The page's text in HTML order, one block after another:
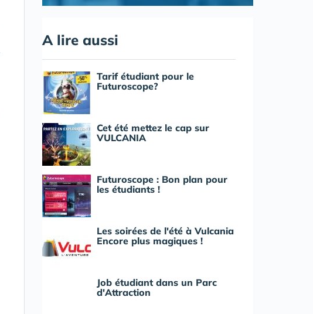
A lire aussi
Tarif étudiant pour le
Futuroscope?
Cet été mettez le cap sur
VULCANIA
Futuroscope : Bon plan pour
les étudiants !
Les soirées de l'été à Vulcania
Encore plus magiques !
Job étudiant dans un Parc
d'Attraction